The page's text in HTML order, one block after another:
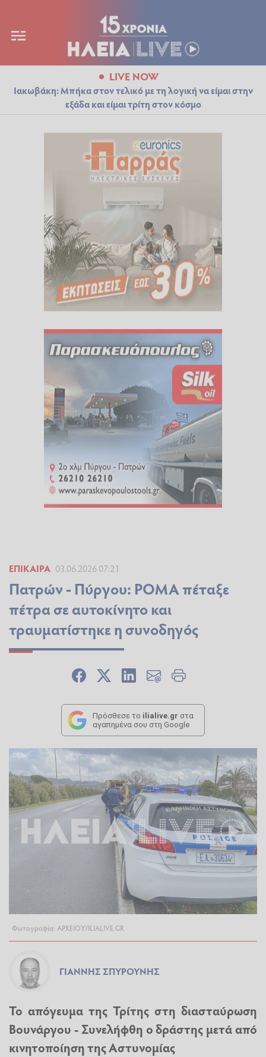
LIVE NOW
Ιακωβάκη: Μπήκα στον τελικό με τη λογική να είμαι στην
εξάδα και είμαι τρίτη στον κόσμο
ΕΠΊΚΑΙΡΑ 03.06.2026 07:21
Πατρών - Πύργου: ΡΟΜΑ πέταξε
πέτρα σε αυτοκίνητο και
τραυματίστηκε η συνοδηγός
Πρόσθεσε το ilialive.gr στα
αγαπημένα σου στη Google
Φωτογραφία: ΑΡΧΕΙΟΥ/ILIALIVE.GR
ΓΙΆΝΝΗΣ ΣΠΥΡΟΎΝΗΣ
Το απόγευμα της Τρίτης στη διασταύρωση
Βουνάργου - Συνελήφθη ο δράστης μετά από
κινητοποίηση της Αστυνομίας